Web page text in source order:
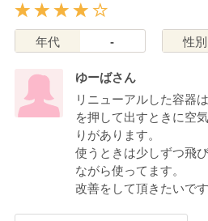
年代 - 性別
ゆーばさん
リニューアルした容器
を押して出すときに空
りがあります。
使うときは少しずつ飛
ながら使ってます。
改善をして頂きたいです